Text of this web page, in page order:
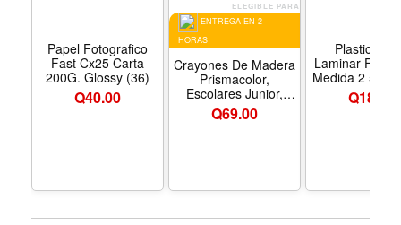
Papel Fotografico
Fast Cx25 Carta
200G. Glossy (36)
Q40.00
ELEGIBLE PARA
ENTREGA EN 2
HORAS
Crayones De Madera
Prismacolor,
Escolares Junior,
Paquete Unipunta De
24 Colores
Q69.00
Plastico
Laminar Fast
Medida 2 5/8
Pulgadas
Milesimas
Q18.00